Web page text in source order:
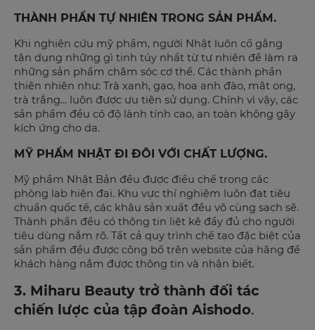
THÀNH PHẦN TỰ NHIÊN TRONG SẢN PHẨM.
Khi nghiên cứu mỹ phẩm, người Nhật luôn cố gắng
tận dụng những gì tinh túy nhất từ tự nhiên để làm ra
những sản phẩm chăm sóc cơ thể. Các thành phần
thiên nhiên như: Trà xanh, gạo, hoa anh đào, mật ong,
trà trắng… luôn được ưu tiên sử dụng. Chính vì vậy, các
sản phẩm đều có độ lành tính cao, an toàn không gây
kích ứng cho da.
MỸ PHẨM NHẬT ĐI ĐÔI VỚI CHẤT LƯỢNG.
Mỹ phẩm Nhật Bản đều được điều chế trong các
phòng lab hiện đại. Khu vực thí nghiệm luôn đạt tiêu
chuẩn quốc tế, các khâu sản xuất đều vô cùng sạch sẽ.
Thành phần đều có thông tin liệt kê đầy đủ cho người
tiêu dùng nắm rõ. Tất cả quy trình chế tạo đặc biệt của
sản phẩm đều được công bố trên website của hãng để
khách hàng nắm được thông tin và nhận biết.
3. Miharu Beauty trở thành đối tác
chiến lược của tập đoàn Aishodo.